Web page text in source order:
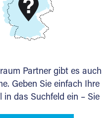
11A
Partner gibt es auch
Geben Sie einfach Ihre
in das Suchfeld ein – Sie